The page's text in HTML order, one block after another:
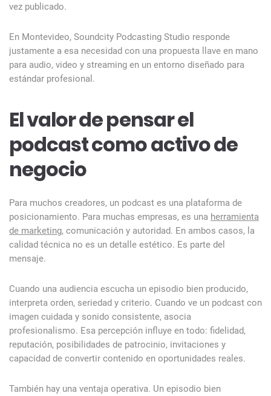
vez publicado.
En Montevideo, Soundcity Podcasting Studio responde
justamente a esa necesidad con una propuesta llave en mano
para audio, video y streaming en un entorno diseñado para
estándar profesional.
El valor de pensar el
podcast como activo de
negocio
Para muchos creadores, un podcast es una plataforma de
posicionamiento. Para muchas empresas, es una herramienta
de marketing, comunicación y autoridad. En ambos casos, la
calidad técnica no es un detalle estético. Es parte del
mensaje.
Cuando una audiencia escucha un episodio bien producido,
interpreta orden, seriedad y criterio. Cuando ve un podcast con
imagen cuidada y sonido consistente, asocia
profesionalismo. Esa percepción influye en todo: fidelidad,
reputación, posibilidades de patrocinio, invitaciones y
capacidad de convertir contenido en oportunidades reales.
También hay una ventaja operativa. Un episodio bien